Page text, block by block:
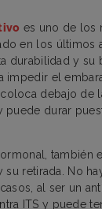
es uno de los
en los últimos
durabilidad y su
impedir el
debajo de
puede durar
también
retirada. No
al ser un
ITS y puede